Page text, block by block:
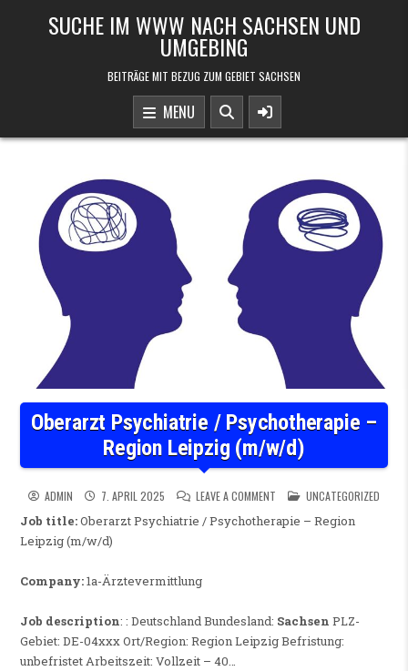
SUCHE IM WWW NACH SACHSEN UND
UMGEBING
BEITRÄGE MIT BEZUG ZUM GEBIET SACHSEN
MENU
Oberarzt Psychiatrie / Psychotherapie –
Region Leipzig (m/w/d)
ADMIN 7. APRIL 2025 LEAVE A COMMENT ON OBERARZT
POSTED IN
UNCATEGORIZED
Job title:Oberarzt Psychiatrie / Psychotherapie – Region
Leipzig (m/w/d)
Company:1a-Ärztevermittlung
Job description: : Deutschland Bundesland: Sachsen PLZ-
Gebiet: DE-04xxx Ort/Region: Region Leipzig Befristung:
unbefristet Arbeitszeit: Vollzeit – 40…